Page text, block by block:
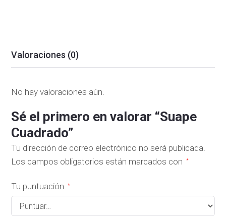
Valoraciones (0)
No hay valoraciones aún.
Sé el primero en valorar “Suape
Cuadrado”
Tu dirección de correo electrónico no será publicada.
Los campos obligatorios están marcados con
*
Tu puntuación *